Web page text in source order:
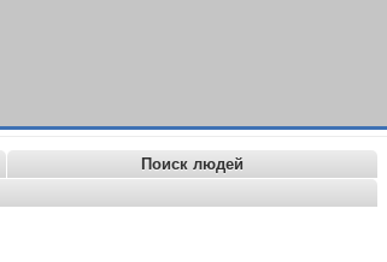
Поиск людей